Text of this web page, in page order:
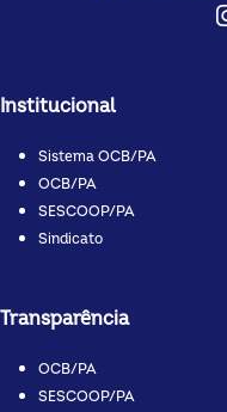
Institucional
Sistema OCB/PA
OCB/PA
SESCOOP/PA
Sindicato
Transparência
OCB/PA
SESCOOP/PA